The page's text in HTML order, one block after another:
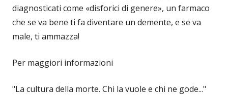
diagnosticati come «disforici di genere», un farmaco
che se va bene ti fa diventare un demente, e se va
male, ti ammazza!
Per maggiori informazioni
"La cultura della morte. Chi la vuole e chi ne gode..."